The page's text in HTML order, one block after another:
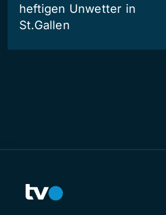
heftigen Unwetter in
St.Gallen